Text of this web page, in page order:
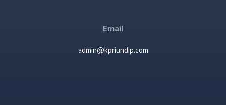
Email
admin@kpriundip.com